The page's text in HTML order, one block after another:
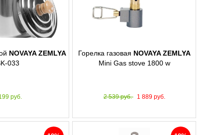
NOVAYA ZEMLYA
033
руб.
Горелка газовая NOVAYA ZEMLYA
Mini Gas stove 1800 w
2 539 руб. 1 889 руб.